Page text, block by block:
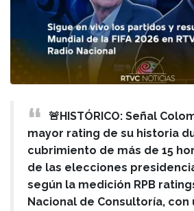
🚨HISTÓRICO: Señal
mayor rating de su historia
cubrimiento de más de 15
de las elecciones
según la medición RPB
Nacional de Consultoría, con